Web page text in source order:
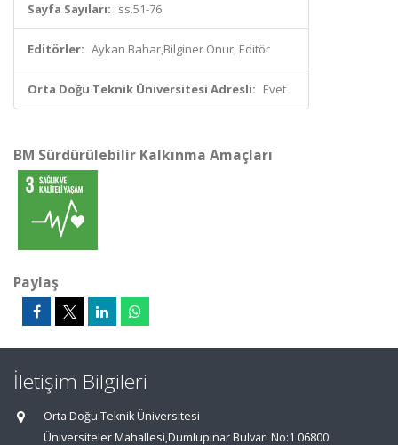
Sayfa Sayıları: ss.51-76
Editörler: Aykan Bahar,Bilginer Onur, Editör
Orta Doğu Teknik Üniversitesi Adresli: Evet
BM Sürdürülebilir Kalkınma Amaçları
Paylaş
İletişim Bilgileri
Orta Doğu Teknik Üniversitesi
Üniversiteler Mahallesi,Dumlupınar Bulvarı No:1 06800